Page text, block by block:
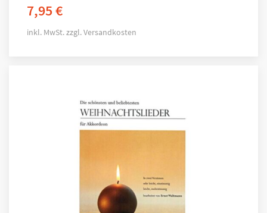
7,95€
inkl. MwSt. zzgl.Versandkosten